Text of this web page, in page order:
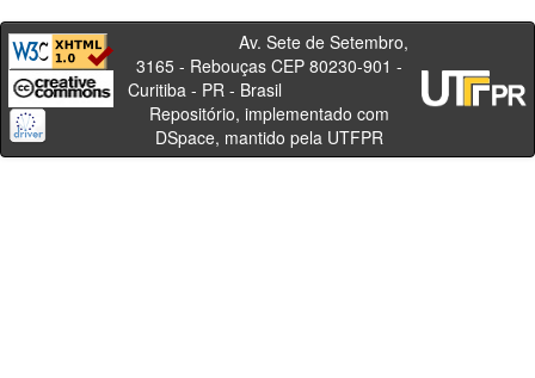
Av. Sete de Setembro,
3165 - Rebouças CEP 80230-901 -
Curitiba - PR - Brasil
Repositório, implementado com
DSpace, mantido pela UTFPR